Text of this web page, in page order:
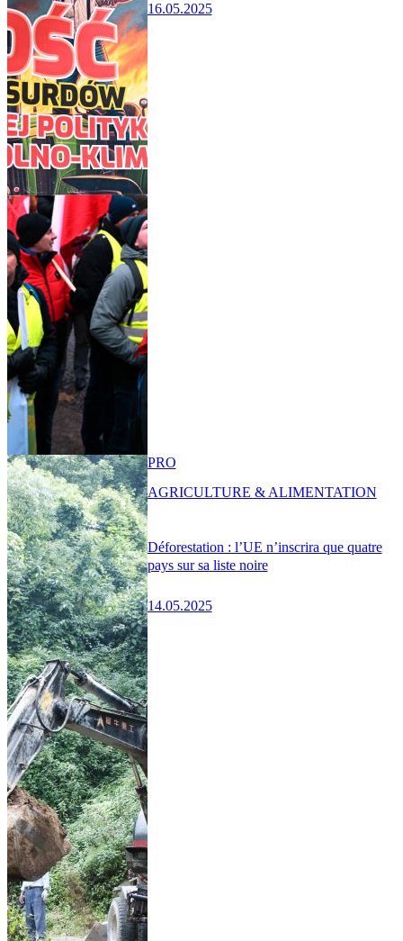
16.05.2025
Déforestation : l’UE n’inscrira que quatre
pays sur sa liste noire
14.05.2025
PRO
AGRICULTURE & ALIMENTATION